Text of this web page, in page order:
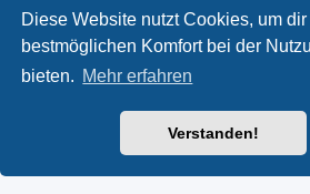
Diese Website nutzt Cookies, um dir
bestmöglichen Komfort bei der
bieten. Mehr erfahren
Verstanden!
Powered byphpBB ® Forum Software
Deutsche Übersetzung durch
Datenschutz
Datenschutzbestimmungen und weiteren